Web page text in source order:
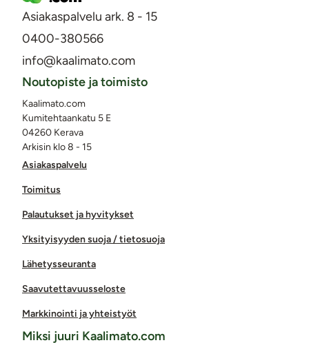
Asiakaspalvelu ark. 8 - 15
0400-380566
info@kaalimato.com
Asiakaspalvelu
Toimitus
Palautukset ja hyvitykset
Yksityisyyden suoja / tietosuoja
Lähetysseuranta
Saavutettavuusseloste
Markkinointi ja yhteistyöt
Noutopiste ja toimisto
Kaalimato.com
Kumitehtaankatu 5 E
04260 Kerava
Arkisin klo 8 - 15
Miksi juuri Kaalimato.com